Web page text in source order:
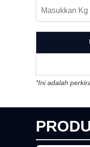
*Ini adalah